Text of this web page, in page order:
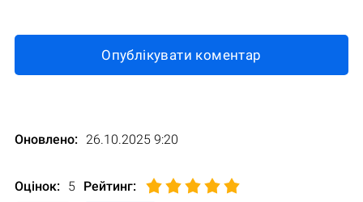
Опублікувати коментар
Оновлено: 26.10.2025 9:20
Оцінок: 5 Рейтинг: